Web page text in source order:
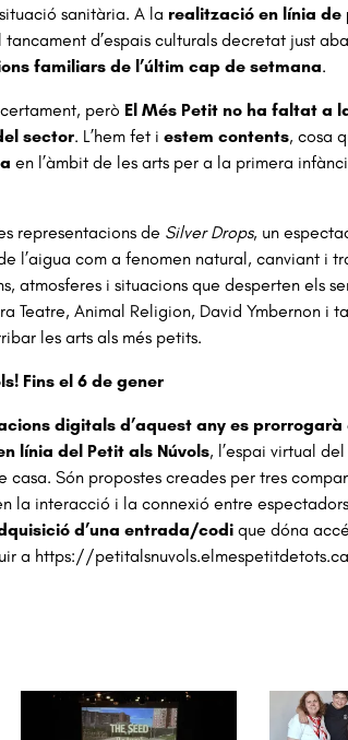
sanitària. A la realització en línia de
tancament d’espais culturals decretat just
familiars de l’últim cap de setmana.
però El Més Petit no ha faltat a
sector. L’hem fet i estem contents, cosa
en l’àmbit de les arts per a la primera
representacions de Silver Drops, un
l’aigua com a fenomen natural, canviant i
atmosferes i situacions que desperten els
Teatre, Animal Religion, David Ymbernon i
les arts als més petits.
Fins el 6 de gener
digitals d’aquest any es
línia del Petit als Núvols, l’espai virtual
casa. Són propostes creades per tres
la interacció i la connexió entre
d’una entrada/codi que dóna
a https://